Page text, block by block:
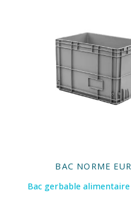
BAC NORME
Bac gerbable